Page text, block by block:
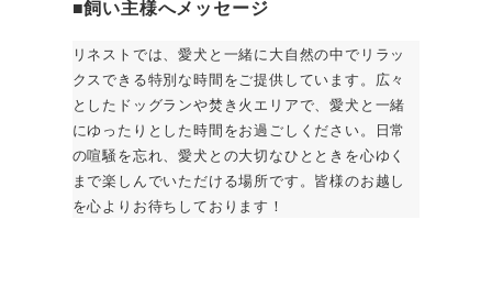
■飼い主様へメッセージ
リネストでは、愛犬と一緒に大自然の中でリラッ
クスできる特別な時間をご提供しています。広々
としたドッグランや焚き火エリアで、愛犬と一緒
にゆったりとした時間をお過ごしください。日常
の喧騒を忘れ、愛犬との大切なひとときを心ゆく
まで楽しんでいただける場所です。皆様のお越し
を心よりお待ちしております！